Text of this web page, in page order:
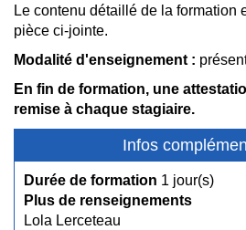
Le contenu détaillé de la formation
pièce ci-jointe.
Modalité d'enseignement :
En fin de formation, une
remise à chaque stagiaire.
Infos
Durée de formation 1 jour(s)
Plus de renseignements
Lola Lerceteau